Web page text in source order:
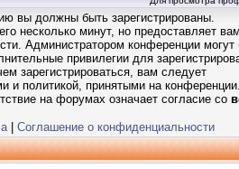
вы должны быть зарегистрированы.
несколько минут, но предоставляет
Администратором конференции могут
привилегии для
зарегистрироваться, вам следует
и политикой, принятыми на
на форумах означает согласие со
| Соглашение о конфиденциальности